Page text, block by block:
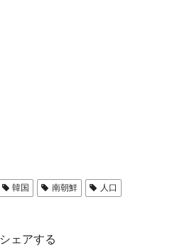
韓国 南朝鮮
人口
シェアする